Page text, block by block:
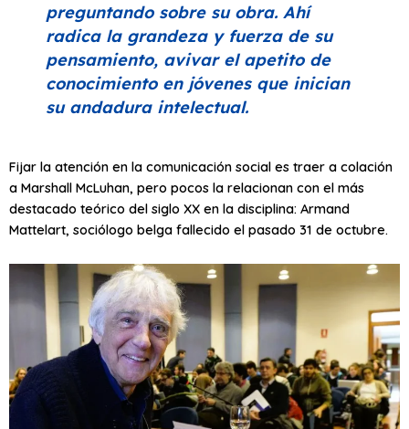
preguntando sobre su obra. Ahí
radica la grandeza y fuerza de su
pensamiento, avivar el apetito de
conocimiento en jóvenes que inician
su andadura intelectual.
Fijar la atención en la comunicación social es traer a colación
a Marshall McLuhan, pero pocos la relacionan con el más
destacado teórico del siglo XX en la disciplina: Armand
Mattelart, sociólogo belga fallecido el pasado 31 de octubre.